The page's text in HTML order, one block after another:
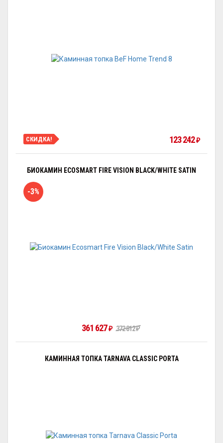
СКИДКА! 123 242₽
БИОКАМИН ECOSMART FIRE VISION BLACK/WHITE SATIN
-3%
361 627₽ 372 812₽
КАМИННАЯ ТОПКА TARNAVA CLASSIC PORTA